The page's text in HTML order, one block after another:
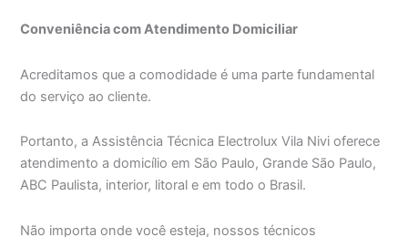
Conveniência com Atendimento Domiciliar
Acreditamos que a comodidade é uma parte fundamental
do serviço ao cliente.
Portanto, a Assistência Técnica Electrolux Vila Nivi oferece
atendimento a domicílio em São Paulo, Grande São Paulo,
ABC Paulista, interior, litoral e em todo o Brasil.
Não importa onde você esteja, nossos técnicos